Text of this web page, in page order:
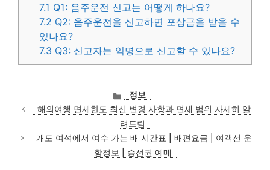
7.1 Q1: 음주운전 신고는 어떻게 하나요?
7.2 Q2: 음주운전을 신고하면 포상금을 받을 수
있나요?
7.3 Q3: 신고자는 익명으로 신고할 수 있나요?
카
테
고
리
정보
해외여행 면세한도 최신 변경 사항과 면세 범위 자세히 알
려드림
개도 여석에서 여수 가는 배 시간표 | 배편요금 | 여객선 운
항정보 | 승선권 예매